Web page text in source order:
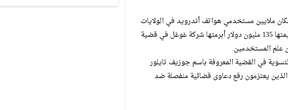
ملايين مستخدمي هواتف أندرويد في الولايات
المتحدة المطالبة بحصتهم من تسوية قانونية تبلغ قيمتها 135 مليون دولار أبرمتها شركة غوغل في قضية
علم المستخدمين.
من التسوية في القضية المعروفة باسم جوزيف تايلور
يعتزمون رفع دعاوى قضائية منفصلة ضد